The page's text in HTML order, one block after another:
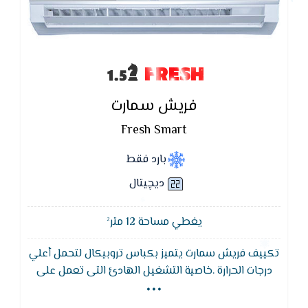
FRESH
فريش سمارت
Fresh Smart
بارد فقط
ديچيتال
يغطي مساحة 12 متر²
تكييف فريش سمارت يتميز بكباس تروبيكال لتحمل أعلي
درجات الحرارة .خاصية التشغيل الهادئ التى تعمل على
كتم صوت الجهاز نهائيا وتوفير الهدوء , خاصية التبريد
...